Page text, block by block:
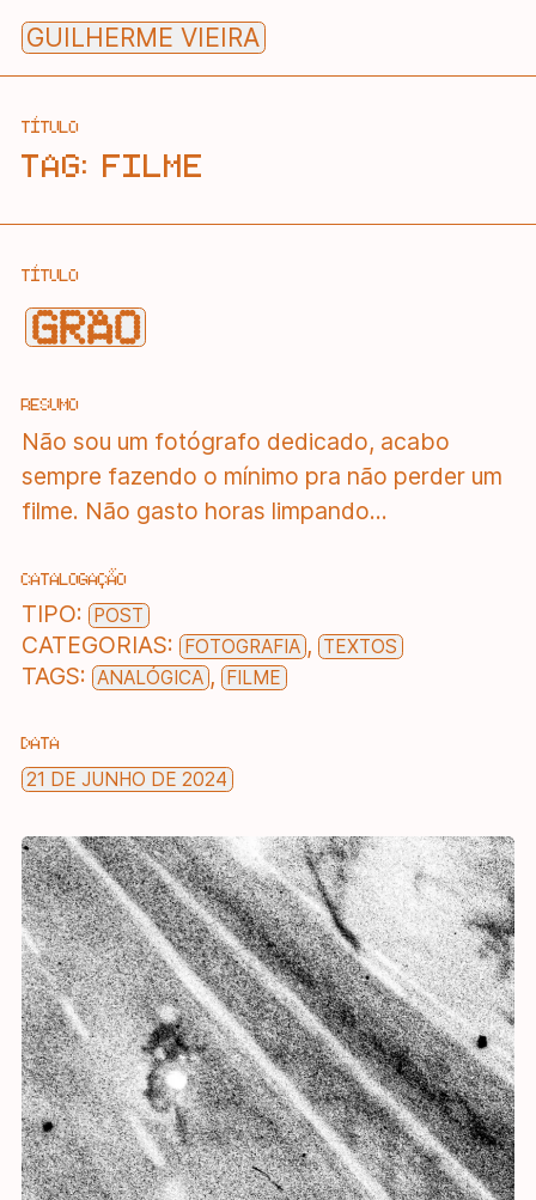
Skip
GUILHERME VIEIRA
TÍTULO
TAG: FILME
TÍTULO
GRÃO
RESUMO
Não sou um fotógrafo dedicado, acabo
sempre fazendo o mínimo pra não perder um
filme. Não gasto horas limpando...
CATALOGAÇÃO
TIPO: POST
CATEGORIAS: FOTOGRAFIA , TEXTOS
TAGS: ANALÓGICA , FILME
DATA
21 DE JUNHO DE 2024